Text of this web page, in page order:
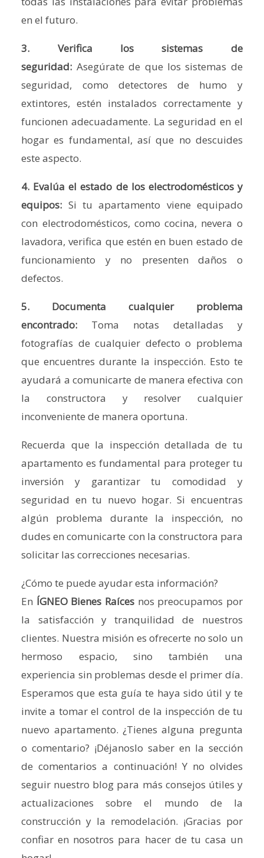
en el futuro.
3. Verifica los sistemas de
seguridad: Asegúrate de que los sistemas de
seguridad, como detectores de humo y
extintores, estén instalados correctamente y
funcionen adecuadamente. La seguridad en el
hogar es fundamental, así que no descuides
este aspecto.
4. Evalúa el estado de los electrodomésticos y
equipos: Si tu apartamento viene equipado
con electrodomésticos, como cocina, nevera o
lavadora, verifica que estén en buen estado de
funcionamiento y no presenten daños o
defectos.
5. Documenta cualquier problema
encontrado: Toma notas detalladas y
fotografías de cualquier defecto o problema
que encuentres durante la inspección. Esto te
ayudará a comunicarte de manera efectiva con
la constructora y resolver cualquier
inconveniente de manera oportuna.
Recuerda que la inspección detallada de tu
apartamento es fundamental para proteger tu
inversión y garantizar tu comodidad y
seguridad en tu nuevo hogar. Si encuentras
algún problema durante la inspección, no
dudes en comunicarte con la constructora para
solicitar las correcciones necesarias.
¿Cómo te puede ayudar esta información?
En ÍGNEO Bienes Raíces nos preocupamos por
la satisfacción y tranquilidad de nuestros
clientes. Nuestra misión es ofrecerte no solo un
hermoso espacio, sino también una
experiencia sin problemas desde el primer día.
Esperamos que esta guía te haya sido útil y te
invite a tomar el control de la inspección de tu
nuevo apartamento. ¿Tienes alguna pregunta
o comentario? ¡Déjanoslo saber en la sección
de comentarios a continuación! Y no olvides
seguir nuestro blog para más consejos útiles y
actualizaciones sobre el mundo de la
construcción y la remodelación. ¡Gracias por
confiar en nosotros para hacer de tu casa un